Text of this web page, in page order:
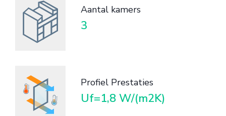
Aantal kamers
3
Profiel Prestaties
Uf=1,8 W/(m2K)